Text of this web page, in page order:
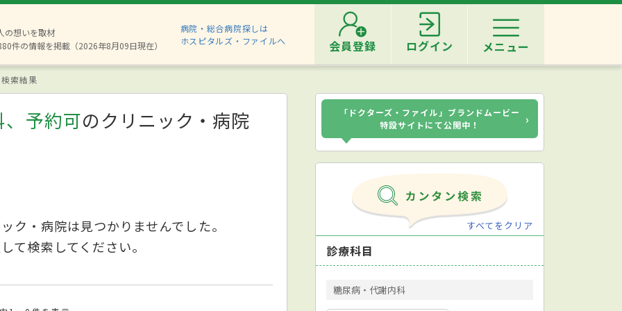
の想いを取材
件の情報を掲載（2026年8月09日現在）
病院・総合病院探しは
ホスピタルズ・ファイルへ
会員登録 ログイン メニュー
索結果
予約可のクリニック・病院
ク・病院は見つかりませんでした。
て検索してください。
「ドクターズ・ファイル」ブランドムービー
特設サイトにて公開中！
›
すべてをクリア
診療科目
糖尿病・代謝内科